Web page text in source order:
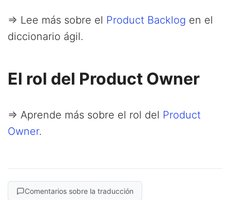
=> Lee más sobre el Product Backlog en el
diccionario ágil.
El rol del Product Owner
=> Aprende más sobre el rol del Product
Owner.
Comentarios sobre la traducción